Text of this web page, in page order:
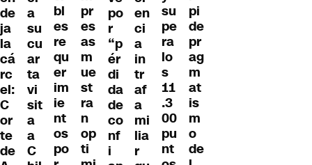
de
ja
la
cá
rc
el:
C
or
te
de
a
su
cu
ar
ta
vi
sit
a
a
C
bl
es
re
qu
er
im
ie
nt
os
po
pr
es
as
m
ue
st
ra
n
op
ti
po
r
“p
ér
di
da
de
co
nf
i
en
ci
a
in
tr
af
a
mi
lia
r
su
pe
ra
lo
s
11
.3
00
pu
nt
pi
de
pr
ag
m
at
is
m
o
de